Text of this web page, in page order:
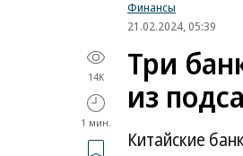
Финансы
21.02.2024, 05:39
14K
1 мин.
Три
из
Китайские